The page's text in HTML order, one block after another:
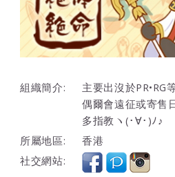
組織簡介:
主要出沒於PR•RG
偶爾會遠征或寄售
多指教ヽ(･∀･)ﾉ♪
所屬地區:
香港
社交網站: